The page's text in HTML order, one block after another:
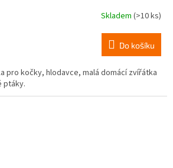
Skladem (>10 ks)
Do košíku
pro kočky, hlodavce, malá domácí zvířátka
ptáky.